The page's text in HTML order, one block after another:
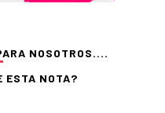
NOSOTROS....
ESTA NOTA?